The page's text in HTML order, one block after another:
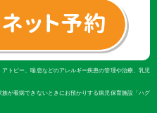
トピー、喘息などのアレルギー疾患の管理や治療、乳児
が看病できないときにお預かりする病児保育施設「ハグ